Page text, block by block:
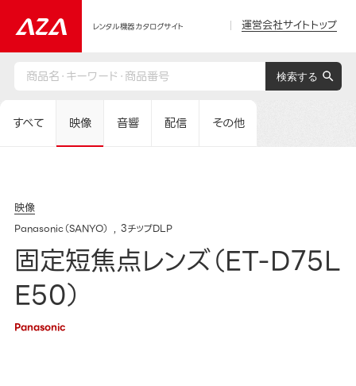
レンタル機器カタログサイト 運営会社サイトトップ
すべて 映像 音響 配信 その他
映像
Panasonic（SANYO） 3チップDLP
固定短焦点レンズ（ET-D75L
E50）
Panasonic